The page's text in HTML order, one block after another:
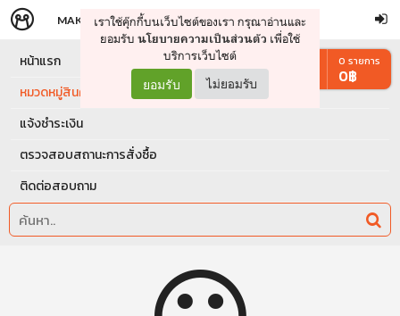
จัดการรถเข็น ดำเนินการต่อ
MAKERS STORE
เราใช้คุ๊กกี้บนเว็บไซต์ของเรา กรุณาอ่านและ
ยอมรับ นโยบายความเป็นส่วนตัว เพื่อใช้
บริการเว็บไซต์
ยอมรับ ไม่ยอมรับ
หน้าแรก
หมวดหมู่สินค้า
แจ้งชำระเงิน
ตรวจสอบสถานะการสั่งซื้อ
ติดต่อสอบถาม
0 รายการ
0฿